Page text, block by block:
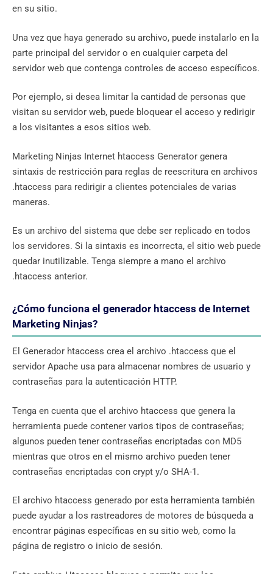
en su sitio.
Una vez que haya generado su archivo, puede instalarlo en la
parte principal del servidor o en cualquier carpeta del
servidor web que contenga controles de acceso específicos.
Por ejemplo, si desea limitar la cantidad de personas que
visitan su servidor web, puede bloquear el acceso y redirigir
a los visitantes a esos sitios web.
Marketing Ninjas Internet htaccess Generator genera
sintaxis de restricción para reglas de reescritura en archivos
.htaccess para redirigir a clientes potenciales de varias
maneras.
Es un archivo del sistema que debe ser replicado en todos
los servidores. Si la sintaxis es incorrecta, el sitio web puede
quedar inutilizable. Tenga siempre a mano el archivo
.htaccess anterior.
¿Cómo funciona el generador htaccess de Internet
Marketing Ninjas?
El Generador htaccess crea el archivo .htaccess que el
servidor Apache usa para almacenar nombres de usuario y
contraseñas para la autenticación HTTP.
Tenga en cuenta que el archivo htaccess que genera la
herramienta puede contener varios tipos de contraseñas;
algunos pueden tener contraseñas encriptadas con MD5
mientras que otros en el mismo archivo pueden tener
contraseñas encriptadas con crypt y/o SHA-1.
El archivo htaccess generado por esta herramienta también
puede ayudar a los rastreadores de motores de búsqueda a
encontrar páginas específicas en su sitio web, como la
página de registro o inicio de sesión.